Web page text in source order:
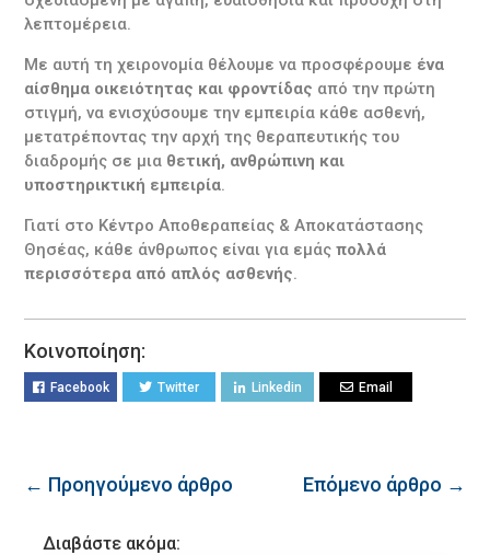
λεπτομέρεια.
Με αυτή τη χειρονομία θέλουμε να προσφέρουμε ένα
αίσθημα οικειότητας και φροντίδας από την πρώτη
στιγμή, να ενισχύσουμε την εμπειρία κάθε ασθενή,
μετατρέποντας την αρχή της θεραπευτικής του
διαδρομής σε μια θετική, ανθρώπινη και
υποστηρικτική εμπειρία.
Γιατί στο Κέντρο Αποθεραπείας & Αποκατάστασης
Θησέας, κάθε άνθρωπος είναι για εμάςπολλά
περισσότερα από απλός ασθενής.
Κοινοποίηση:
Facebook Twitter Linkedin Email
← Προηγούμενο άρθρο Επόμενο άρθρο →
Διαβάστε ακόμα: